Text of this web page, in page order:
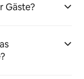
Gäste?